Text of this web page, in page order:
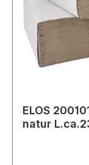
ELOS 200101
natur